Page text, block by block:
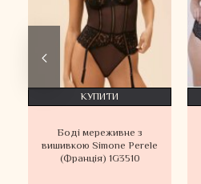
Боді мереживне з
вишивкою Simone Perele
(Франція) 1G3510
КУПИТИ